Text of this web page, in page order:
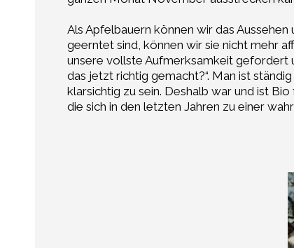
Als Apfelbauern können wir das
geerntet sind, können wir sie nicht mehr
unsere vollste Aufmerksamkeit gefordert
das jetzt richtig gemacht?“. Man ist
klarsichtig zu sein. Deshalb war und ist
die sich in den letzten Jahren zu einer